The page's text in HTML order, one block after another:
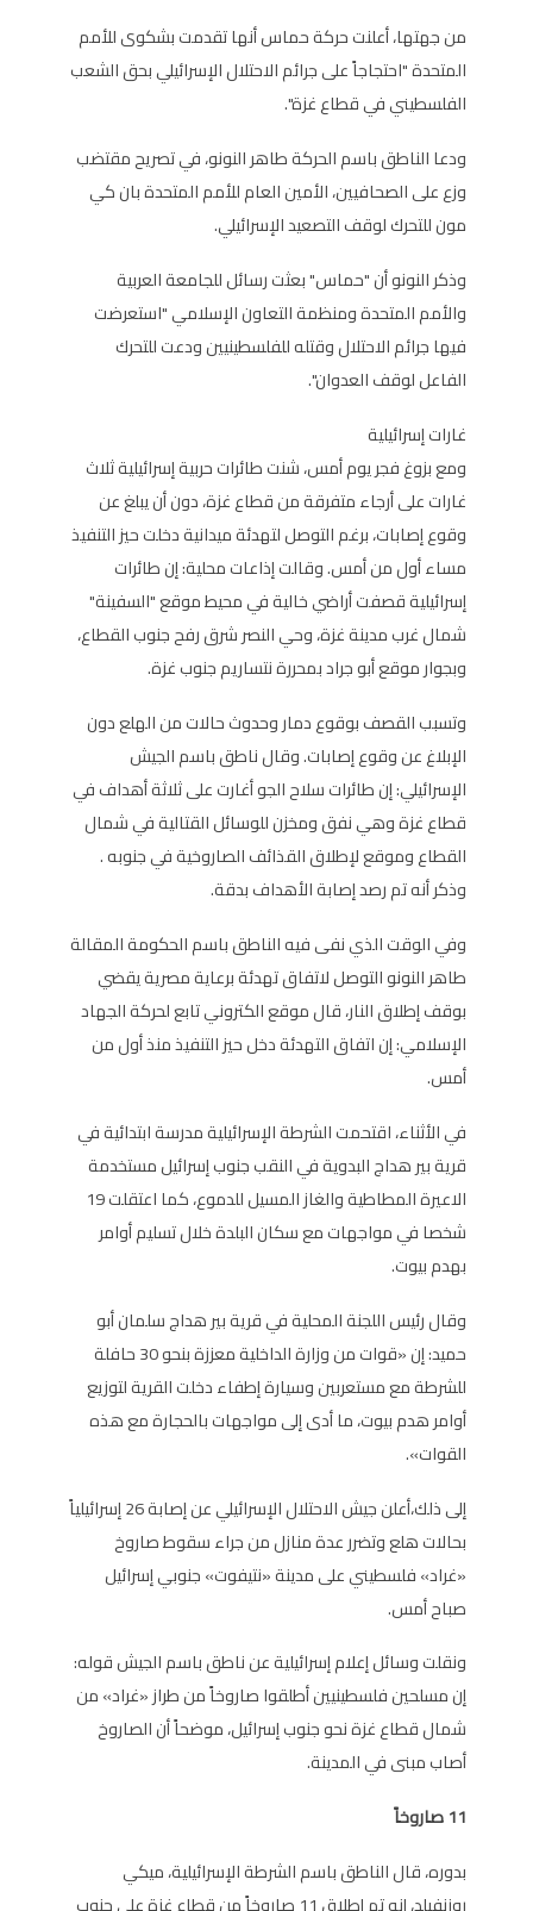
من جهتها، أعلنت حركة حماس أنها تقدمت بشكوى للأمم
المتحدة "احتجاجاً على جرائم الاحتلال الإسرائيلي بحق الشعب
الفلسطيني في قطاع غزة".
ودعا الناطق باسم الحركة طاهر النونو، في تصريح مقتضب
وزع على الصحافيين، الأمين العام للأمم المتحدة بان كي
مون للتحرك لوقف التصعيد الإسرائيلي.
وذكر النونو أن "حماس" بعثت رسائل للجامعة العربية
والأمم المتحدة ومنظمة التعاون الإسلامي "استعرضت
فيها جرائم الاحتلال وقتله للفلسطينيين ودعت للتحرك
الفاعل لوقف العدوان".
غارات إسرائيلية
ومع بزوغ فجر يوم أمس، شنت طائرات حربية إسرائيلية ثلاث
غارات على أرجاء متفرقة من قطاع غزة، دون أن يبلغ عن
وقوع إصابات، برغم التوصل لتهدئة ميدانية دخلت حيز التنفيذ
مساء أول من أمس. وقالت إذاعات محلية: إن طائرات
إسرائيلية قصفت أراضي خالية في محيط موقع "السفينة"
شمال غرب مدينة غزة، وحي النصر شرق رفح جنوب القطاع،
وبجوار موقع أبو جراد بمحررة نتساريم جنوب غزة.
وتسبب القصف بوقوع دمار وحدوث حالات من الهلع دون
الإبلاغ عن وقوع إصابات. وقال ناطق باسم الجيش
الإسرائيلي: إن طائرات سلاح الجو أغارت على ثلاثة أهداف في
قطاع غزة وهي نفق ومخزن للوسائل القتالية في شمال
القطاع وموقع لإطلاق القذائف الصاروخية في جنوبه .
وذكر أنه تم رصد إصابة الأهداف بدقة.
وفي الوقت الذي نفى فيه الناطق باسم الحكومة المقالة
طاهر النونو التوصل لاتفاق تهدئة برعاية مصرية يقضي
بوقف إطلاق النار، قال موقع الكتروني تابع لحركة الجهاد
الإسلامي: إن اتفاق التهدئة دخل حيز التنفيذ منذ أول من
أمس.
في الأثناء، اقتحمت الشرطة الإسرائيلية مدرسة ابتدائية في
قرية بير هداج البدوية في النقب جنوب إسرائيل مستخدمة
الاعيرة المطاطية والغاز المسيل للدموع، كما اعتقلت 19
شخصا في مواجهات مع سكان البلدة خلال تسليم أوامر
بهدم بيوت.
وقال رئيس اللجنة المحلية في قرية بير هداج سلمان أبو
حميد: إن «قوات من وزارة الداخلية معززة بنحو 30 حافلة
للشرطة مع مستعربين وسيارة إطفاء دخلت القرية لتوزيع
أوامر هدم بيوت، ما أدى إلى مواجهات بالحجارة مع هذه
القوات».
إلى ذلك،أعلن جيش الاحتلال الإسرائيلي عن إصابة 26 إسرائيلياً
بحالات هلع وتضرر عدة منازل من جراء سقوط صاروخ
«غراد» فلسطيني على مدينة «نتيفوت» جنوبي إسرائيل
صباح أمس.
ونقلت وسائل إعلام إسرائيلية عن ناطق باسم الجيش قوله:
إن مسلحين فلسطينيين أطلقوا صاروخاً من طراز «غراد» من
شمال قطاع غزة نحو جنوب إسرائيل، موضحاً أن الصاروخ
أصاب مبنى في المدينة.
11 صاروخاً
بدوره، قال الناطق باسم الشرطة الإسرائيلية، ميكي